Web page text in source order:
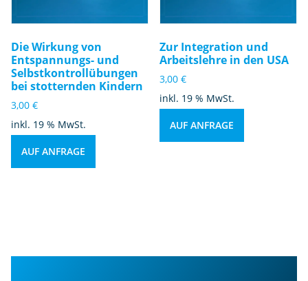
Die Wirkung von
Entspannungs- und
Selbstkontrollübungen
bei stotternden Kindern
3,00 €
inkl. 19 % MwSt.
AUF ANFRAGE
Zur Integration und
Arbeitslehre in den USA
3,00€
inkl. 19 % MwSt.
AUF ANFRAGE